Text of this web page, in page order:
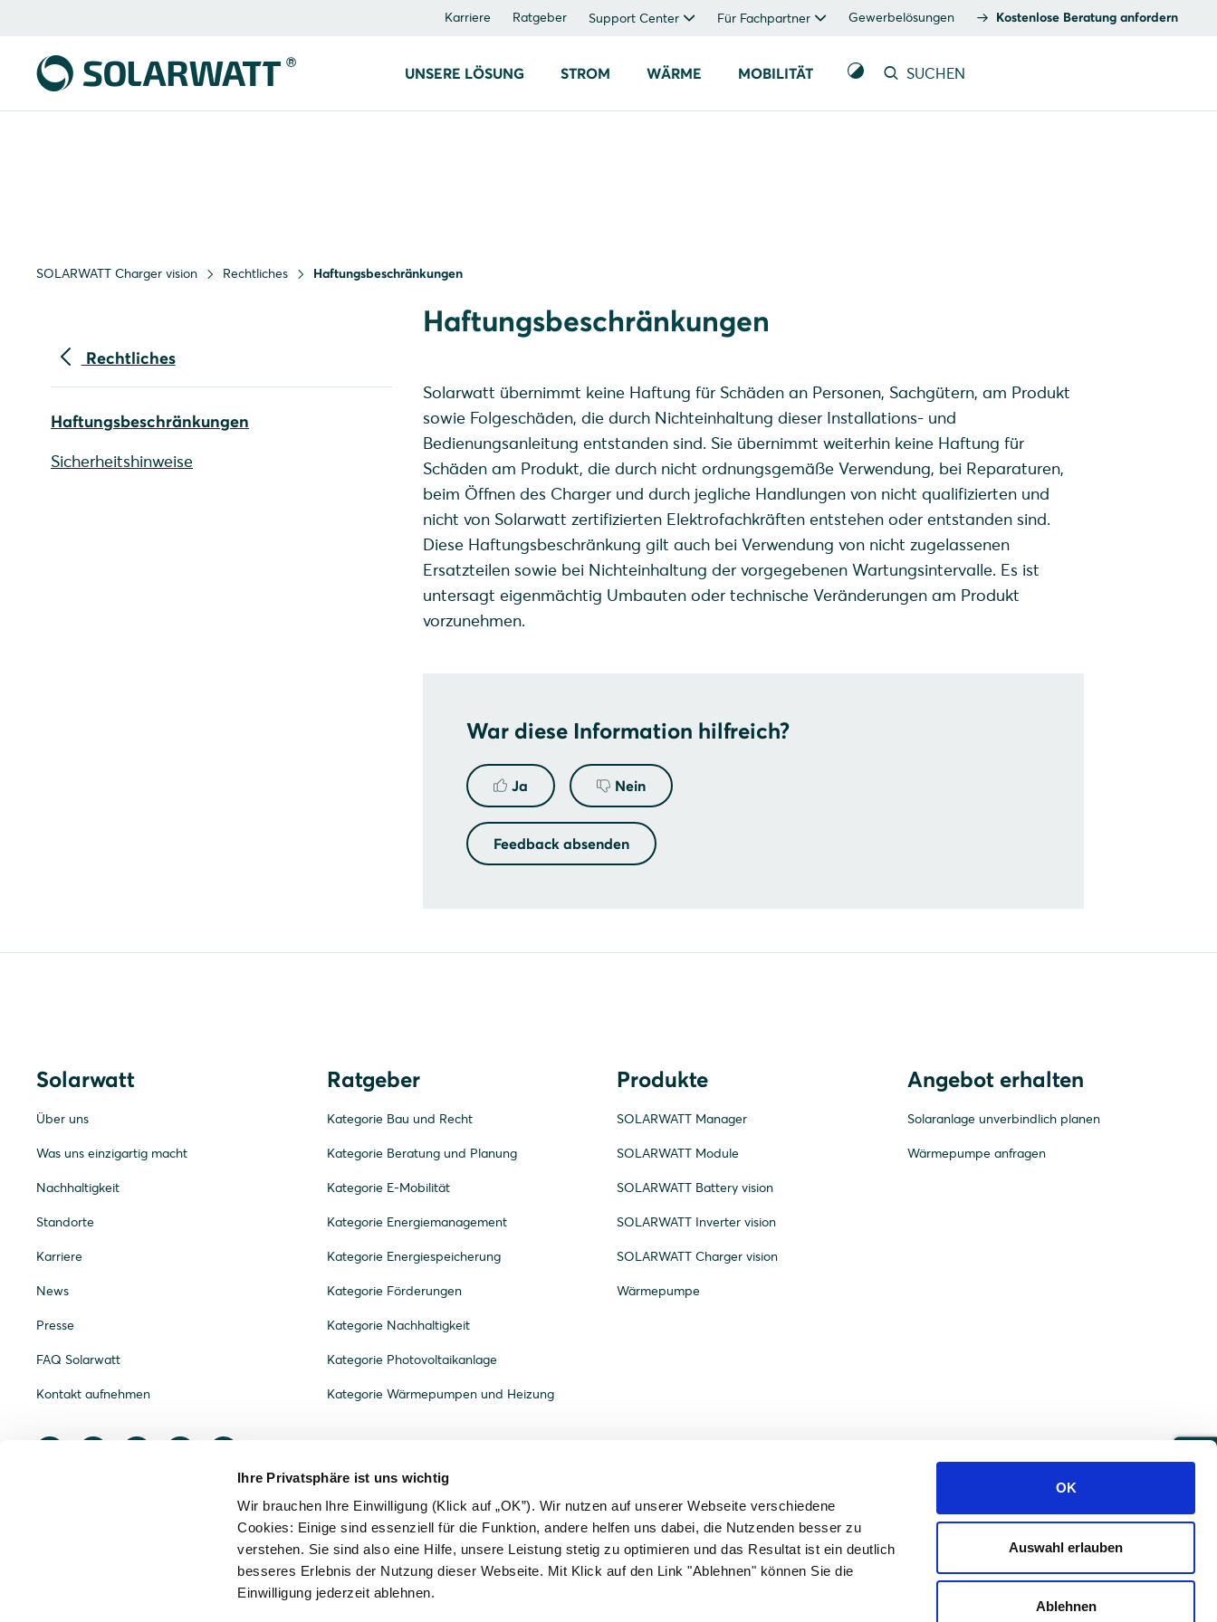
Ihre Privatsphäre ist uns wichtig
Wir brauchen Ihre Einwilligung (Klick auf „OK”). Wir nutzen auf unserer Webseite verschiedene
Cookies: Einige sind essenziell für die Funktion, andere helfen uns dabei, die Nutzenden besser zu
verstehen. Sie sind also eine Hilfe, unsere Leistung stetig zu optimieren und das Resultat ist ein deutlich
besseres Erlebnis der Nutzung dieser Webseite. Mit Klick auf den Link "Ablehnen" können Sie die
Einwilligung jederzeit ablehnen.
OK
Auswahl erlauben
Ablehnen
Karriere Ratgeber Support Center Für Fachpartner Gewerbelösungen Kostenlose Beratung anfordern
UNSERE LÖSUNG STROM WÄRME MOBILITÄT SUCHEN
SOLARWATT Charger vision Rechtliches Haftungsbeschränkungen
Rechtliches
Haftungsbeschränkungen
Sicherheitshinweise
Haftungsbeschränkungen
Solarwatt übernimmt keine Haftung für Schäden an Personen, Sachgütern, am Produkt
sowie Folgeschäden, die durch Nichteinhaltung dieser Installations- und
Bedienungsanleitung entstanden sind. Sie übernimmt weiterhin keine Haftung für
Schäden am Produkt, die durch nicht ordnungsgemäße Verwendung, bei Reparaturen,
beim Öffnen des Charger und durch jegliche Handlungen von nicht qualifizierten und
nicht von Solarwatt zertifizierten Elektrofachkräften entstehen oder entstanden sind.
Diese Haftungsbeschränkung gilt auch bei Verwendung von nicht zugelassenen
Ersatzteilen sowie bei Nichteinhaltung der vorgegebenen Wartungsintervalle. Es ist
untersagt eigenmächtig Umbauten oder technische Veränderungen am Produkt
vorzunehmen.
Drucken
War diese Information hilfreich?
Ja Nein
Feedback absenden
Solarwatt
Über uns
Was uns einzigartig macht
Nachhaltigkeit
Standorte
Karriere
News
Presse
FAQ Solarwatt
Kontakt aufnehmen
Ratgeber
Kategorie Bau und Recht
Kategorie Beratung und Planung
Kategorie E-Mobilität
Kategorie Energiemanagement
Kategorie Energiespeicherung
Kategorie Förderungen
Kategorie Nachhaltigkeit
Kategorie Photovoltaikanlage
Kategorie Wärmepumpen und Heizung
Produkte
SOLARWATT Manager
SOLARWATT Module
SOLARWATT Battery vision
SOLARWATT Inverter vision
SOLARWATT Charger vision
Wärmepumpe
Angebot erhalten
Solaranlage unverbindlich planen
Wärmepumpe anfragen